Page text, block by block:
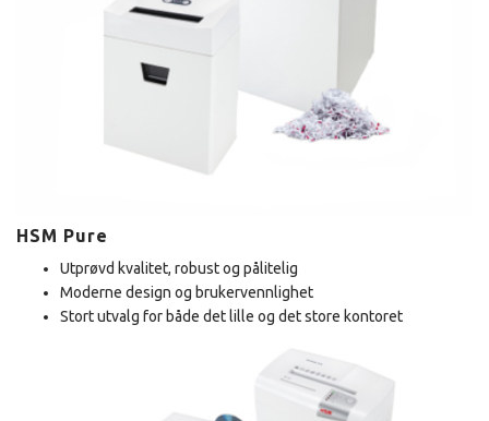
HSM Pure
Utprøvd kvalitet, robust og pålitelig
Moderne design og brukervennlighet
Stort utvalg for både det lille og det store kontoret